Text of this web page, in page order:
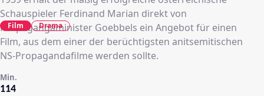
Schauspieler Ferdinand Marian direkt von
Propagangaminister Goebbels ein Angebot für einen
Film, aus dem einer der berüchtigsten anitsemitischen
NS-Propagandafilme werden sollte.
114
Min.
Film Drama